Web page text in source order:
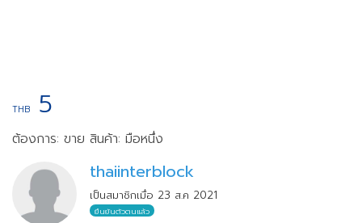
THB 5
ต้องการ: ขาย สินค้า: มือหนึ่ง
thaiinterblock
เป็นสมาชิกเมื่อ 23 ส.ค 2021
ยืนยันตัวตนแล้ว